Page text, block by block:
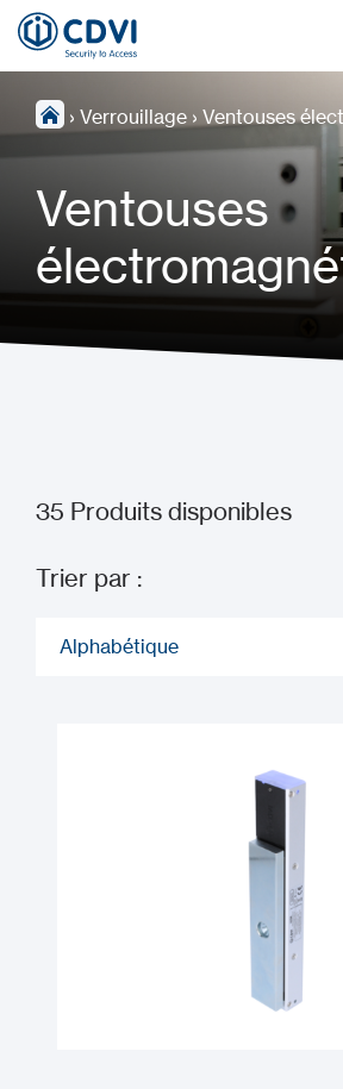
› Verrouillage › Ventouses
Ventouses
35 Produits disponibles
Trier par :
Alphabétique